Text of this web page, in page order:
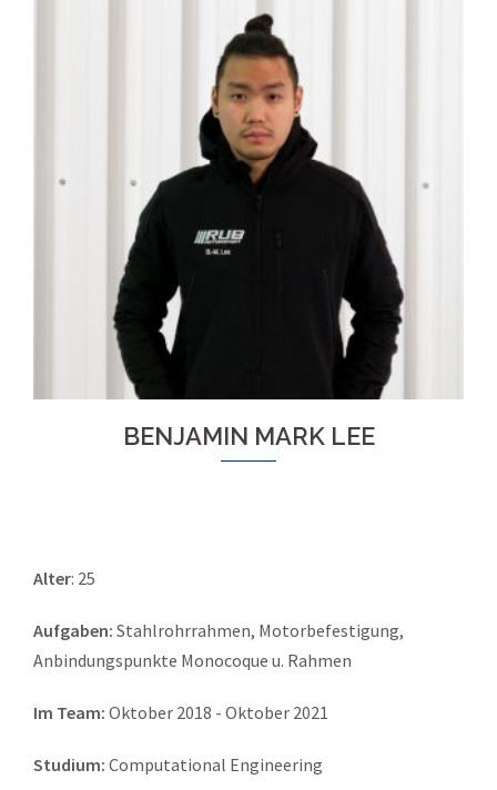
BENJAMIN MARK LEE
Alter: 25
Aufgaben: Stahlrohrrahmen, Motorbefestigung,
Anbindungspunkte Monocoque u. Rahmen
Im Team: Oktober 2018 - Oktober 2021
Studium: Computational Engineering